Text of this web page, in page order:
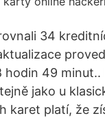
34
hodin 49
jako u
karet platí, že